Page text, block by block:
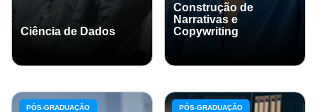
Ciência de Dados
Construção de
Narrativas e
Copywriting
PÓS-GRADUAÇÃO PÓS-GRADUAÇÃO